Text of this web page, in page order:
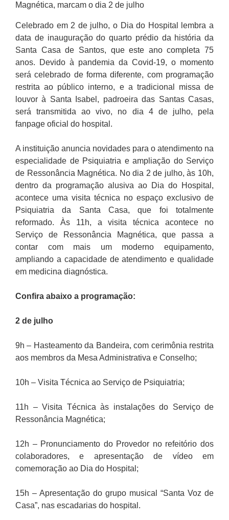
Magnética, marcam o dia 2 de julho
Celebrado em 2 de julho, o Dia do Hospital lembra a
data de inauguração do quarto prédio da história da
Santa Casa de Santos, que este ano completa 75
anos. Devido à pandemia da Covid-19, o momento
será celebrado de forma diferente, com programação
restrita ao público interno, e a tradicional missa de
louvor à Santa Isabel, padroeira das Santas Casas,
será transmitida ao vivo, no dia 4 de julho, pela
fanpage oficial do hospital.
A instituição anuncia novidades para o atendimento na
especialidade de Psiquiatria e ampliação do Serviço
de Ressonância Magnética. No dia 2 de julho, às 10h,
dentro da programação alusiva ao Dia do Hospital,
acontece uma visita técnica no espaço exclusivo de
Psiquiatria da Santa Casa, que foi totalmente
reformado. Às 11h, a visita técnica acontece no
Serviço de Ressonância Magnética, que passa a
contar com mais um moderno equipamento,
ampliando a capacidade de atendimento e qualidade
em medicina diagnóstica.
Confira abaixo a programação:
2 de julho
9h – Hasteamento da Bandeira, com cerimônia restrita
aos membros da Mesa Administrativa e Conselho;
10h – Visita Técnica ao Serviço de Psiquiatria;
11h – Visita Técnica às instalações do Serviço de
Ressonância Magnética;
12h – Pronunciamento do Provedor no refeitório dos
colaboradores, e apresentação de vídeo em
comemoração ao Dia do Hospital;
15h – Apresentação do grupo musical “Santa Voz de
Casa”, nas escadarias do hospital.